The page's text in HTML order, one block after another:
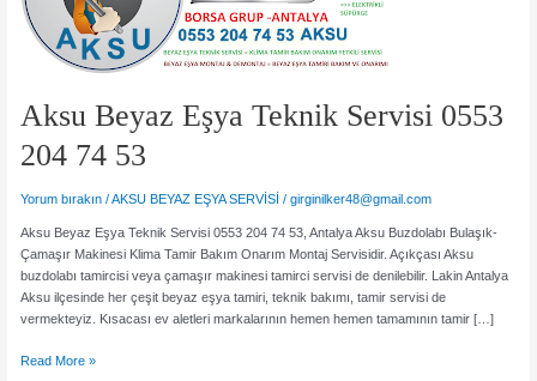
Aksu Beyaz Eşya Teknik Servisi 0553
204 74 53
Yorum bırakın /AKSU BEYAZ EŞYA SERVİSİ / girginilker48@gmail.com
Aksu Beyaz Eşya Teknik Servisi 0553 204 74 53, Antalya Aksu Buzdolabı Bulaşık-
Çamaşır Makinesi Klima Tamir Bakım Onarım Montaj Servisidir. Açıkçası Aksu
buzdolabı tamircisi veya çamaşır makinesi tamirci servisi de denilebilir. Lakin Antalya
Aksu ilçesinde her çeşit beyaz eşya tamiri, teknik bakımı, tamir servisi de
vermekteyiz. Kısacası ev aletleri markalarının hemen hemen tamamının tamir […]
Aksu
Read More »